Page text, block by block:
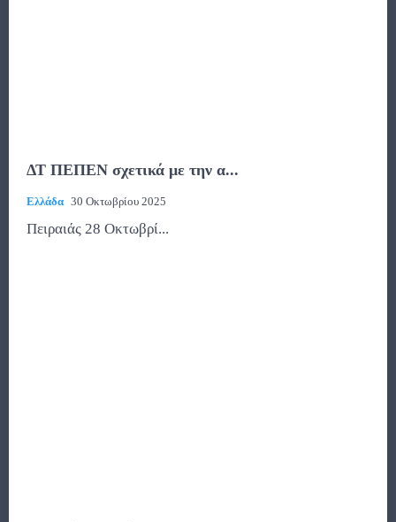
ΔΤ ΠΕΠΕΝ σχετικά με την α...
Ελλάδα 30 Οκτωβρίου 2025
Πειραιάς 28 Οκτωβρί...